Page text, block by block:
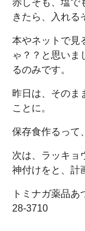
赤しそも、塩で
きたら、入れる
本やネットで見
ゃ？？と思いま
るのみです。
昨日は、そのま
ことに。
保存食作るって
次は、ラッキョ
神付けをと、計
トミナガ薬品
28-3710